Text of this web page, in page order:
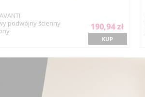
podwójny ścienny
190,94 zł
KUP